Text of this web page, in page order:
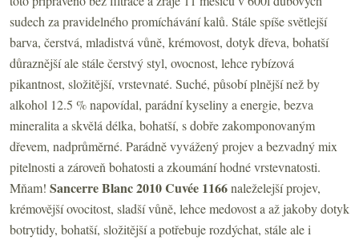
sudech za pravidelného promíchávání kalů. Stále spíše světlejší
barva, čerstvá, mladistvá vůně, krémovost, dotyk dřeva, bohatší
důraznější ale stále čerstvý styl, ovocnost, lehce rybízová
pikantnost, složitější, vrstevnaté. Suché, působí plnější než by
alkohol 12.5 % napovídal, parádní kyseliny a energie, bezva
mineralita a skvělá délka, bohatší, s dobře zakomponovaným
dřevem, nadprůměrné. Parádně vyvážený projev a bezvadný mix
pitelnosti a zároveň bohatosti a zkoumání hodné vrstevnatosti.
Mňam! Sancerre Blanc 2010 Cuvée 1166naleželejší projev,
krémovější ovocitost, sladší vůně, lehce medovost a až jakoby dotyk
botrytidy, bohatší, složitější a potřebuje rozdýchat, stále ale i